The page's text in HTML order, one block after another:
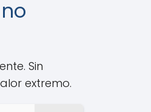
Sin
extremo.